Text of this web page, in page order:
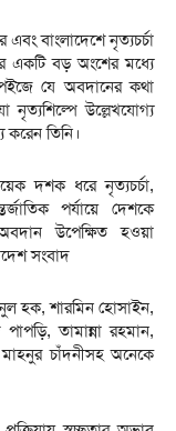
বাংলাদেশে নৃত্যচর্চা
একটি বড় অংশের মধ্যে
যে অবদানের কথা
উল্লেখযোগ্য
করেন তিনি।
দশক ধরে নৃত্যচর্চা,
পর্যায়ে দেশকে
উপেক্ষিত হওয়া
সংবাদ
হক, শারমিন হোসাইন,
তামান্না রহমান,
চাঁদনীসহ অনেকে